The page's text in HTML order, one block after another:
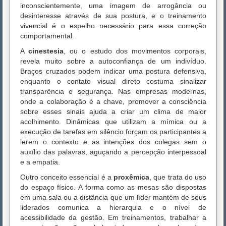
inconscientemente, uma imagem de arrogância ou
desinteresse através de sua postura, e o treinamento
vivencial é o espelho necessário para essa correção
comportamental.
Acinestesia , ou o estudo dos movimentos corporais,
revela muito sobre a autoconfiança de um indivíduo.
Braços cruzados podem indicar uma postura defensiva,
enquanto o contato visual direto costuma sinalizar
transparência e segurança. Nas empresas modernas,
onde a colaboração é a chave, promover a consciência
sobre esses sinais ajuda a criar um clima de maior
acolhimento. Dinâmicas que utilizam a mímica ou a
execução de tarefas em silêncio forçam os participantes a
lerem o contexto e as intenções dos colegas sem o
auxílio das palavras, aguçando a percepção interpessoal
e a empatia.
Outro conceito essencial é a proxêmica , que trata do uso
do espaço físico. A forma como as mesas são dispostas
em uma sala ou a distância que um líder mantém de seus
liderados comunica a hierarquia e o nível de
acessibilidade da gestão. Em treinamentos, trabalhar a